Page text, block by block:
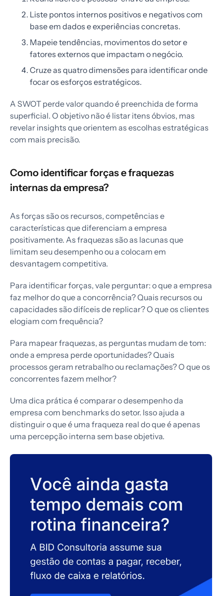
Liste pontos internos positivos e negativos com
base em dados e experiências concretas.
Mapeie tendências, movimentos do setor e
fatores externos que impactam o negócio.
Cruze as quatro dimensões para identificar onde
focar os esforços estratégicos.
A SWOT perde valor quando é preenchida de forma
superficial. O objetivo não é listar itens óbvios, mas
revelar insights que orientem as escolhas estratégicas
com mais precisão.
Como identificar forças e fraquezas
internas da empresa?
As forças são os recursos, competências e
características que diferenciam a empresa
positivamente. As fraquezas são as lacunas que
limitam seu desempenho ou a colocam em
desvantagem competitiva.
Para identificar forças, vale perguntar: o que a empresa
faz melhor do que a concorrência? Quais recursos ou
capacidades são difíceis de replicar? O que os clientes
elogiam com frequência?
Para mapear fraquezas, as perguntas mudam de tom:
onde a empresa perde oportunidades? Quais
processos geram retrabalho ou reclamações? O que os
concorrentes fazem melhor?
Uma dica prática é comparar o desempenho da
empresa com benchmarks do setor. Isso ajuda a
distinguir o que é uma fraqueza real do que é apenas
uma percepção interna sem base objetiva.